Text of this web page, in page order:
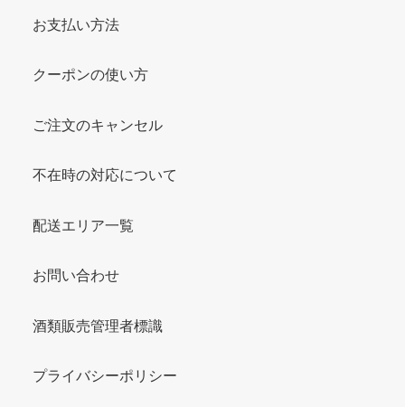
お支払い方法
クーポンの使い方
ご注文のキャンセル
不在時の対応について
配送エリア一覧
お問い合わせ
酒類販売管理者標識
プライバシーポリシー